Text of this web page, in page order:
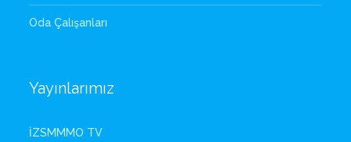
Oda Çalışanları
Yayınlarımız
İZSMMMO TV